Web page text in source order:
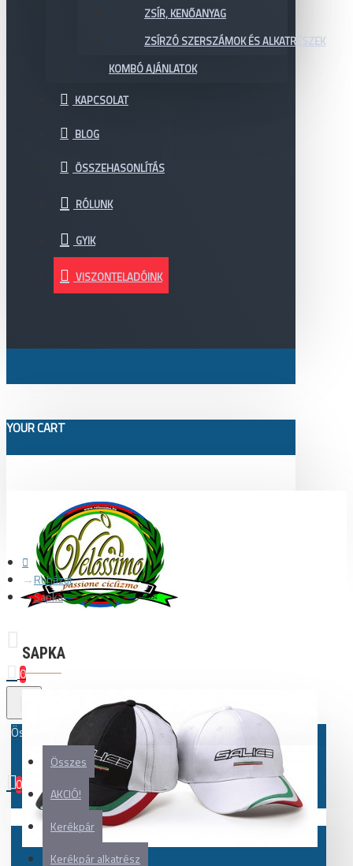
ZSÍR, KENŐANYAG
ZSÍRZÓ SZERSZÁMOK ÉS ALKATRÉSZEK
KOMBÓ AJÁNLATOK
KAPCSOLAT
BLOG
ÖSSZEHASONLÍTÁS
RÓLUNK
GYIK
VISZONTELADÓINK
YOUR CART
0
Összes
Összes
AKCIÓ!
Kerékpár
Kerékpár alkatrész
0
Az Ön kosara üres!
Ruházat
Sapka
SAPKA